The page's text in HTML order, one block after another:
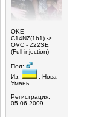
OKE -
С14NZ(1b1) ->
OVC - Z22SE
(Full injection)
Пол:
Из:
, Нова
Умань
Регистрация:
05.06.2009